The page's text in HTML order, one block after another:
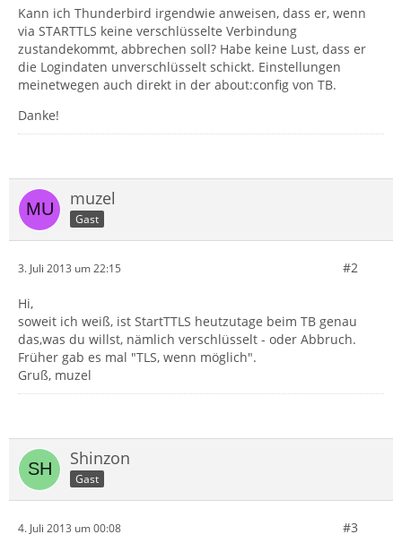
Kann ich Thunderbird irgendwie anweisen, dass er, wenn
via STARTTLS keine verschlüsselte Verbindung
zustandekommt, abbrechen soll? Habe keine Lust, dass er
die Logindaten unverschlüsselt schickt. Einstellungen
meinetwegen auch direkt in der about:config von TB.
Danke!
muzel
Gast
3. Juli 2013 um 22:15 #2
Hi,
soweit ich weiß, ist StartTTLS heutzutage beim TB genau
das,was du willst, nämlich verschlüsselt - oder Abbruch.
Früher gab es mal "TLS, wenn möglich".
Gruß, muzel
Shinzon
Gast
4. Juli 2013 um 00:08 #3